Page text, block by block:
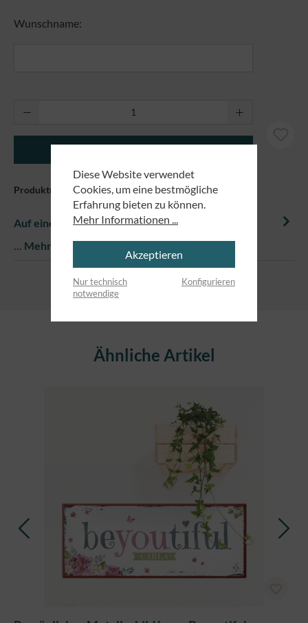
Wunschname:
Produkt Anzahl: Gib den gewünschten
Produktnummer:81053
Auf einem Blick
… Mehr
Produktgalerie überspringenÄhnliche Artikel
Diese Website verwendet
Cookies, um eine bestmögliche
Erfahrung bieten zu können.
Mehr Informationen ...
Akzeptieren
Nur technisch
notwendige
Konfigurieren